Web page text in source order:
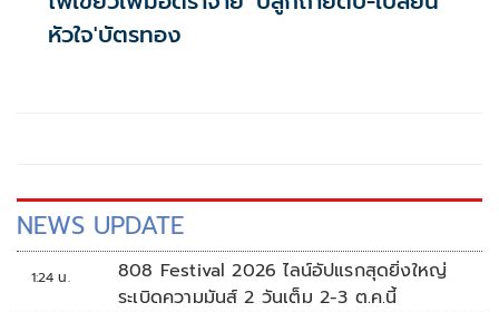
หัวใจ'บัตรทอง
NEWS UPDATE
1:24 น.
808 Festival 2026 ไลน์อัปแรกสุดยิ่งใหญ่
ระเบิดความมันส์ 2 วันเต็ม 2-3 ต.ค.นี้